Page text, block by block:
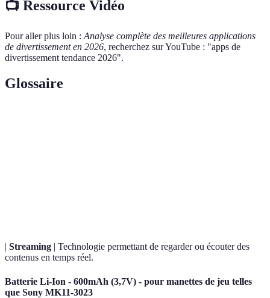
📺 Ressource Vidéo
Pour aller plus loin :Analyse complète des meilleures applications
de divertissement en 2026, recherchez sur YouTube : "apps de
divertissement tendance 2026".
Glossaire
| Streaming | Technologie permettant de regarder ou écouter des
contenus en temps réel.
Batterie Li-Ion - 600mAh (3,7V) - pour manettes de jeu telles
que Sony MK11-3023